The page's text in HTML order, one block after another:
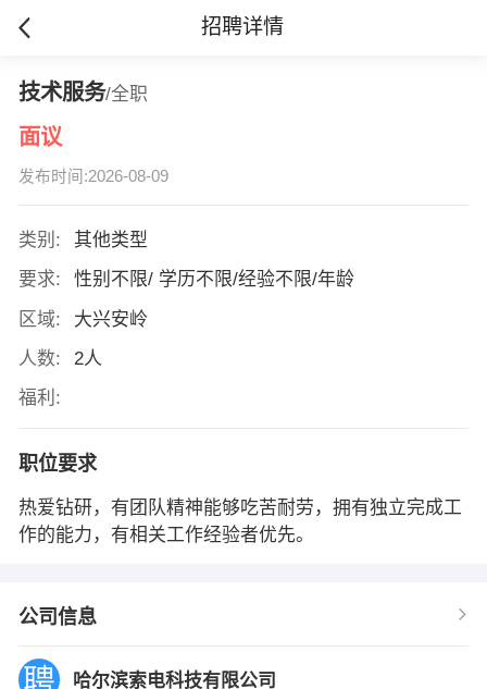
招聘详情
技术服务/全职
面议
发布时间:2026-08-09
类别:
其他类型
要求:
性别不限/ 学历不限/经验不限/年龄
区域:
大兴安岭
人数:
2人
福利:
职位要求
热爱钻研，有团队精神能够吃苦耐劳，拥有独立完成工
作的能力，有相关工作经验者优先。
公司信息
哈尔滨索电科技有限公司